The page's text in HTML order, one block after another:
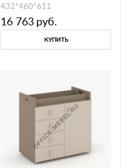
432*460*611
16 763 руб.
КУПИТЬ